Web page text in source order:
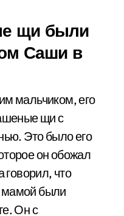
щи были
Саши в
мальчиком, его
щи с
Это было его
он обожал
говорил, что
были
Он с